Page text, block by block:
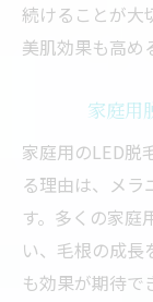
続けることが大
美肌効果も高め
家庭用
家庭用のLED脱
る理由は、メラ
す。多くの家庭
い、毛根の成長
も効果が期待で